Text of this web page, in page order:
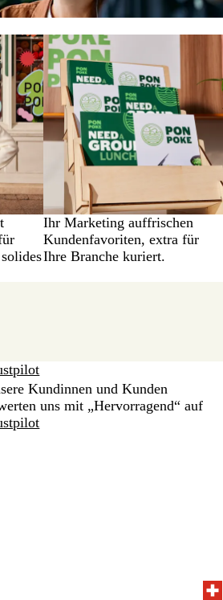
Ihr Marketing auffrischen
Kundenfavoriten, extra für
Ihre Branche kuriert.
Kundinnen und Kunden
uns mit „Hervorragend“ auf